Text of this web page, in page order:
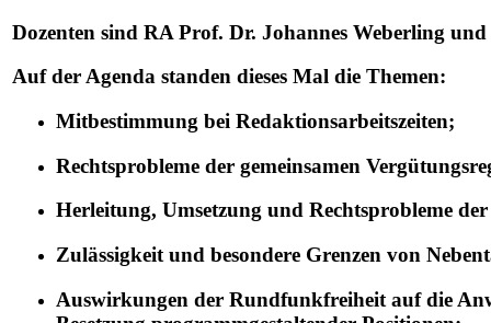
Dozenten sind RA Prof. Dr. Johannes Weberling
Auf der Agenda standen dieses Mal die Themen:
Mitbestimmung bei Redaktionsarbeitszeiten;
Rechtsprobleme der gemeinsamen
Herleitung, Umsetzung und Rechtsprobleme
Zulässigkeit und besondere Grenzen von
Auswirkungen der Rundfunkfreiheit auf die